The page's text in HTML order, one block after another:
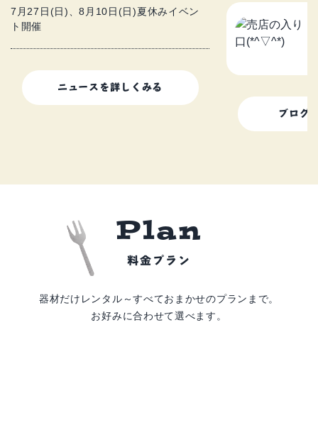
7月27日(日)、8月10日(日)夏休みイベン
ト開催
ニュースを詳しくみる
ブログ
Plan
料金プラン
器材だけレンタル～すべておまかせのプランまで。
お好みに合わせて選べます。